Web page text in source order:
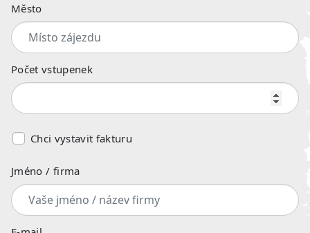
Město
Počet vstupenek
Chci vystavit fakturu
Jméno / firma